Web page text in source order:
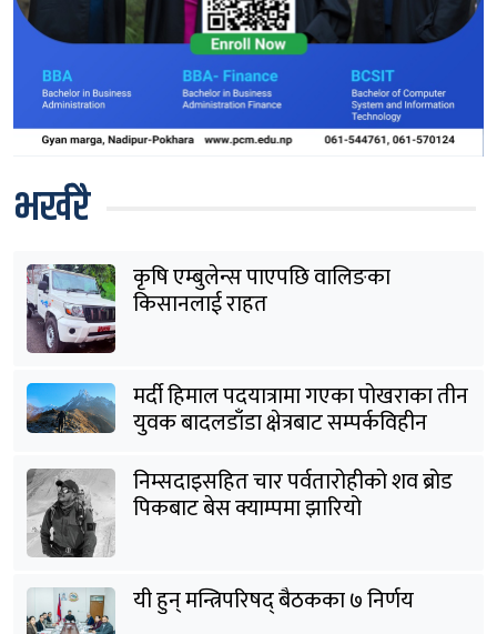
भर्खरै
कृषि एम्बुलेन्स पाएपछि वालिङका
किसानलाई राहत
मर्दी हिमाल पदयात्रामा गएका पोखराका तीन
युवक बादलडाँडा क्षेत्रबाट सम्पर्कविहीन
निम्सदाइसहित चार पर्वतारोहीको शव ब्रोड
पिकबाट बेस क्याम्पमा झारियो
यी हुन् मन्त्रिपरिषद् बैठकका ७ निर्णय